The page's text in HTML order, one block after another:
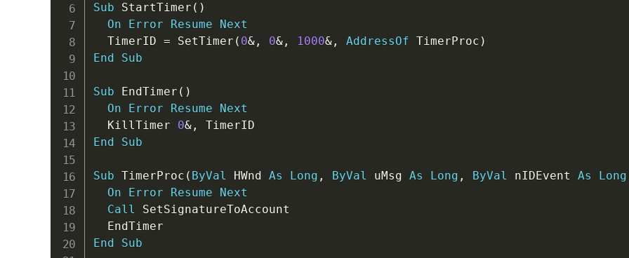
Sub StartTimer ( )
On
Error Resume
Next
  TimerID
= SetTimer ( 0&, 0&, 1000&, AddressOf TimerProc )
End
Sub
Sub EndTimer ( )
On
Error Resume
Next
  KillTimer
0&,
End
Sub
Sub TimerProc ( ByVal HWnd As Long , ByVal uMsg As Long , ByVal nIDEvent As Long
On
Error Resume
Next
Call SetSignatureToAccount
End
Sub